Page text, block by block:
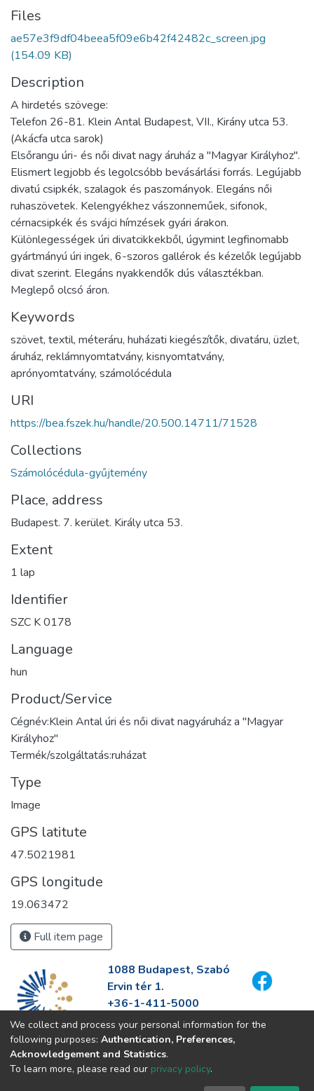
Files
ae57e3f9df04beea5f09e6b42f42482c_screen.jpg
(154.09 KB)
Description
A hirdetés szövege:
Telefon 26-81. Klein Antal Budapest, VII., Kirány utca 53.
(Akácfa utca sarok)
Elsőrangu úri- és női divat nagy áruház a "Magyar Királyhoz".
Elismert legjobb és legolcsóbb bevásárlási forrás. Legújabb
divatú csipkék, szalagok és paszományok. Elegáns női
ruhaszövetek. Kelengyékhez vászonneműek, sifonok,
cérnacsipkék és svájci hímzések gyári árakon.
Különlegességek úri divatcikkekből, úgymint legfinomabb
gyártmányú úri ingek, 6-szoros gallérok és kézelők legújabb
divat szerint. Elegáns nyakkendők dús választékban.
Meglepő olcsó áron.
Keywords
szövet, textil, méteráru, huházati kiegészítők, divatáru, üzlet,
áruház, reklámnyomtatvány, kisnyomtatvány,
aprónyomtatvány, számolócédula
URI
https://bea.fszek.hu/handle/20.500.14711/71528
Collections
Számolócédula-gyűjtemény
Place, address
Budapest. 7. kerület. Király utca 53.
Extent
1 lap
Identifier
SZC K 0178
Language
hun
Product/Service
Cégnév:Klein Antal úri és női divat nagyáruház a "Magyar
Királyhoz"
Termék/szolgáltatás:ruházat
Type
Image
GPS latitute
47.5021981
GPS longitude
19.063472
Full item page
1088 Budapest, Szabó
Ervin tér 1.
+36-1-411-5000
info@fszek.hu
https://fszek.hu
We collect and process your personal information for the
following purposes: Authentication, Preferences,
Acknowledgement and Statistics.
To learn more, please read our privacy policy.